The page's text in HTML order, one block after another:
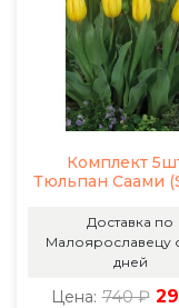
Комплект
Тюльпан Саами
Доставка по
Малоярославецу
дней
Цена: 740 ₽